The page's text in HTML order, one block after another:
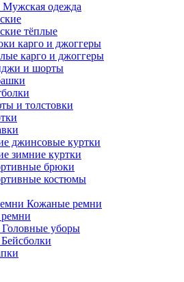
Мужская одежда
тёплые
карго и джоггеры
карго и джоггеры
и шорты
и толстовки
джинсовые куртки
зимние куртки
брюки
костюмы
Кожаные ремни
Головные уборы
Бейсболки